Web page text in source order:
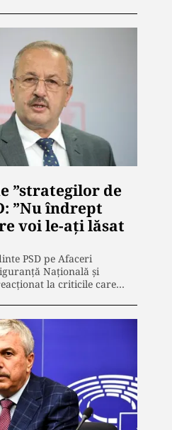
”strategilor de
”Nu îndrept
voi le-ați lăsat
PSD pe Afaceri
Națională și
la criticile care…